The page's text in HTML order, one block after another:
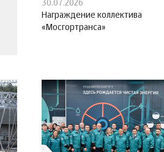
30.07.2026
Награждение коллектива
«Мосгортранса»